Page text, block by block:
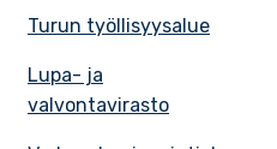
Turun työllisyysalue
Lupa- ja
valvontavirasto